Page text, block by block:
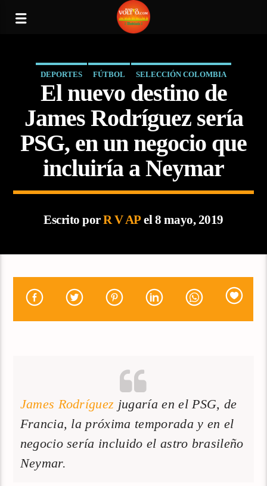
DEPORTES FÚTBOL SELECCIÓN COLOMBIA
El nuevo destino de
James Rodríguez sería
PSG, en un negocio que
incluiría a Neymar
Escrito porR V APel 8 mayo, 2019
James Rodríguez jugaría en el PSG, de
Francia, la próxima temporada y en el
negocio sería incluido el astro brasileño
Neymar.